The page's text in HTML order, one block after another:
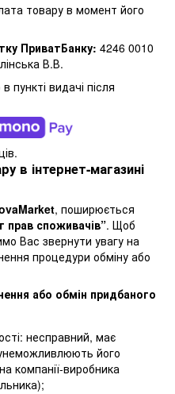
товару в момент його
ПриватБанку: 4246 0010
В.В.
пункті видачі після
в інтернет-магазині
, поширюється
прав споживачів”. Щоб
Вас звернути увагу на
процедури обміну або
або обмін придбаного
несправний, має
його
компанії-виробника